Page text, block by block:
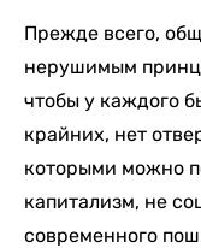
Прежде всего,
нерушимым
чтобы у каждого
крайних, нет
которыми можно
капитализм, не
современного